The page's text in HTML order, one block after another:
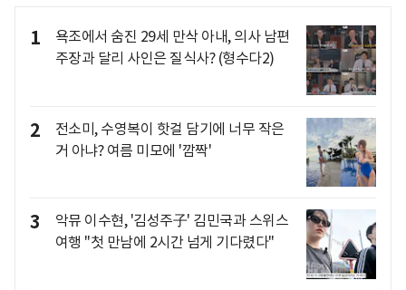
1
욕조에서 숨진 29세 만삭 아내, 의사 남편
주장과 달리 사인은 질식사? (형수다2)
2
전소미, 수영복이 핫걸 담기에 너무 작은
거 아냐? 여름 미모에 '깜짝'
3
악뮤 이수현, '김성주子' 김민국과 스위스
여행 "첫 만남에 2시간 넘게 기다렸다"